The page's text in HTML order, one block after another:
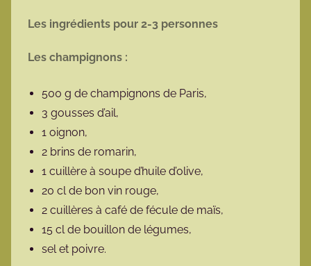
Les ingrédients pour 2-3 personnes
Les champignons :
500 g de champignons de Paris,
3 gousses d’ail,
1 oignon,
2 brins de romarin,
1 cuillère à soupe d’huile d’olive,
20 cl de bon vin rouge,
2 cuillères à café de fécule de maïs,
15 cl de bouillon de légumes,
sel et poivre.